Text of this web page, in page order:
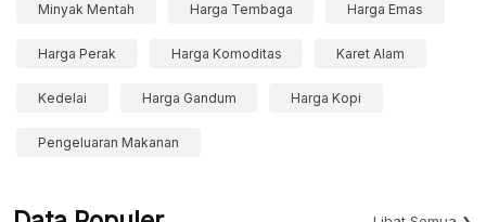
Minyak Mentah Harga Tembaga Harga Emas
Harga Perak Harga Komoditas Karet Alam
Kedelai Harga Gandum Harga Kopi
Pengeluaran Makanan